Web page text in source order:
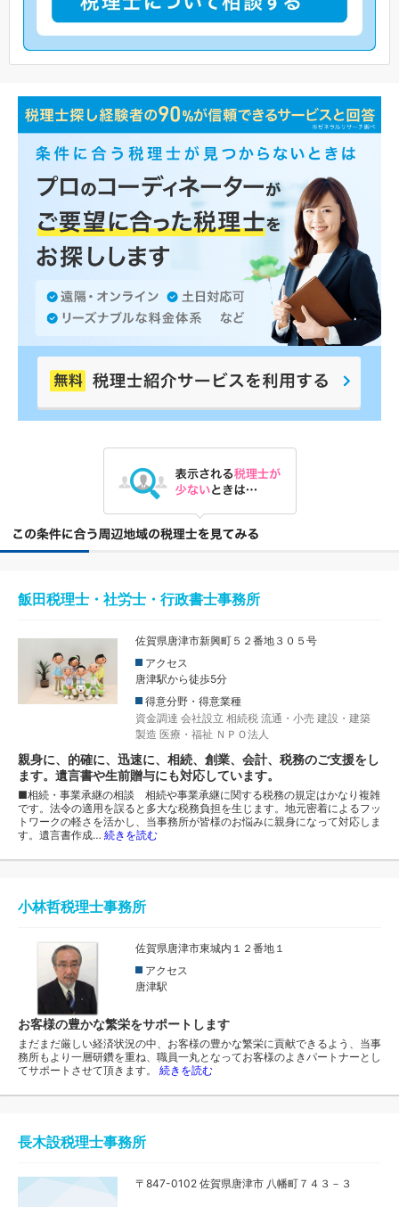
飯田税理士・社労士・行政書士事務所
佐賀県唐津市新興町５２番地３０５号
アクセス
唐津駅から徒歩5分
得意分野・得意業種
資金調達 会社設立 相続税 流通・小売 建設・建築
製造 医療・福祉 ＮＰＯ法人
親身に、的確に、迅速に、相続、創業、会計、税務のご支援をし
ます。遺言書や生前贈与にも対応しています。
■相続・事業承継の相談 相続や事業承継に関する税務の規定はかなり複雑
です。法令の適用を誤ると多大な税務負担を生じます。地元密着によるフッ
トワークの軽さを活かし、当事務所が皆様のお悩みに親身になって対応しま
す。遺言書作成… 続きを読む
小林哲税理士事務所
佐賀県唐津市東城内１２番地１
アクセス
唐津駅
お客様の豊かな繁栄をサポートします
まだまだ厳しい経済状況の中、お客様の豊かな繁栄に貢献できるよう、当事
務所もより一層研鑽を重ね、職員一丸となってお客様のよきパートナーとし
てサポートさせて頂きます。 続きを読む
長木設税理士事務所
〒847-0102 佐賀県唐津市 八幡町７４３－３